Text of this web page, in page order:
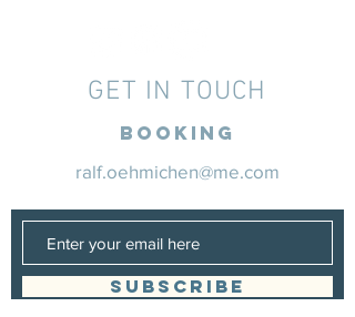
GET IN TOUCH
Booking
ralf.oehmichen@me.com
SUBSCRIBE